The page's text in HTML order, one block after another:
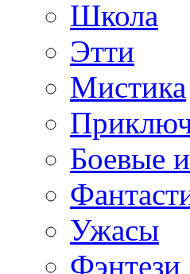
Школа
Этти
Мистика
Боевые
Ужасы
Фэнтези